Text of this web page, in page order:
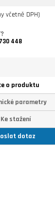
včetně DPH)
448
o produktu
parametry
Ke stažení
dotaz